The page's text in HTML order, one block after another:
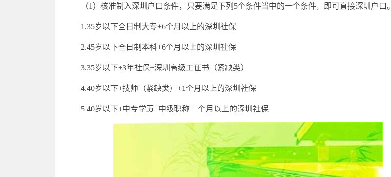
（1）核准制入深圳户口条件，只要满足下列5个条件当中的一个条件，即可直接深圳户口。
1.35岁以下全日制大专+6个月以上的深圳社保
2.45岁以下全日制本科+6个月以上的深圳社保
3.35岁以下+3年社保+深圳高级工证书（紧缺类）
4.40岁以下+技师（紧缺类）+1个月以上的深圳社保
5.40岁以下+中专学历+中级职称+1个月以上的深圳社保